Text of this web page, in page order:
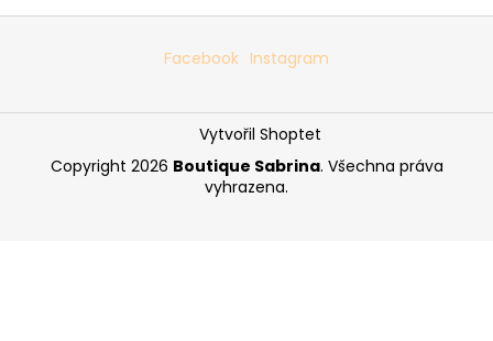
á
c
p
r
Z
a
Facebook Instagram
Vytvořil Shoptet
Copyright 2026 Boutique Sabrina. Všechna práva
vyhrazena.